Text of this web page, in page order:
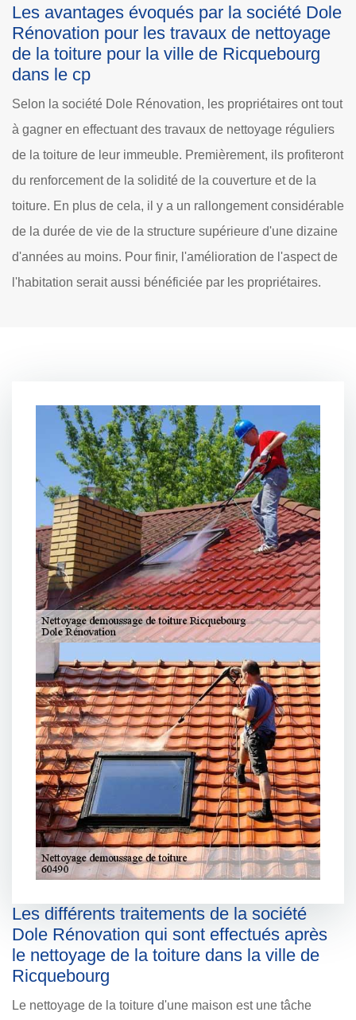
Les avantages évoqués par la société Dole
Rénovation pour les travaux de nettoyage
de la toiture pour la ville de Ricquebourg
dans le cp
Selon la société Dole Rénovation, les propriétaires ont tout
à gagner en effectuant des travaux de nettoyage réguliers
de la toiture de leur immeuble. Premièrement, ils profiteront
du renforcement de la solidité de la couverture et de la
toiture. En plus de cela, il y a un rallongement considérable
de la durée de vie de la structure supérieure d'une dizaine
d'années au moins. Pour finir, l'amélioration de l'aspect de
l'habitation serait aussi bénéficiée par les propriétaires.
Les différents traitements de la société
Dole Rénovation qui sont effectués après
le nettoyage de la toiture dans la ville de
Ricquebourg
Le nettoyage de la toiture d'une maison est une tâche